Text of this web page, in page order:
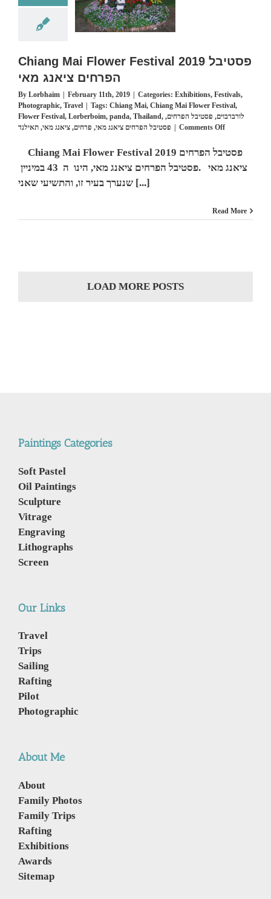
ציאנג
Festivals
Chiang Mai Flower Festival 2019 פסטיבל
הפרחים ציאנג מאי
By Lorbhaim | February 11th, 2019 | Categories: Exhibitions, Festivals,
Photographic, Travel | Tags: Chiang Mai, Chiang Mai Flower Festival,
Flower Festival, Lorberboim, panda, Thailand, לורברבוים, פסטיבל הפרחים,
פסטיבל הפרחים ציאנג מאי, פרחים, ציאנג מאי, תאילנד | Comments Offon
Mai
Festival
ציאנג
Chiang Mai Flower Festival 2019 פסטיבל הפרחים
ציאנג מאי .פסטיבל הפרחים ציאנג מאי, הינו ה 43 במיניין
שנערך בעיר זו, והתשיעי שאני [...]
Read More
LOAD MORE POSTS
Paintings Categories
Soft Pastel
Oil Paintings
Sculpture
Vitrage
Engraving
Lithographs
Screen
Our Links
Travel
Trips
Sailing
Rafting
Pilot
Photographic
About Me
About
Family Photos
Family Trips
Rafting
Exhibitions
Awards
Sitemap